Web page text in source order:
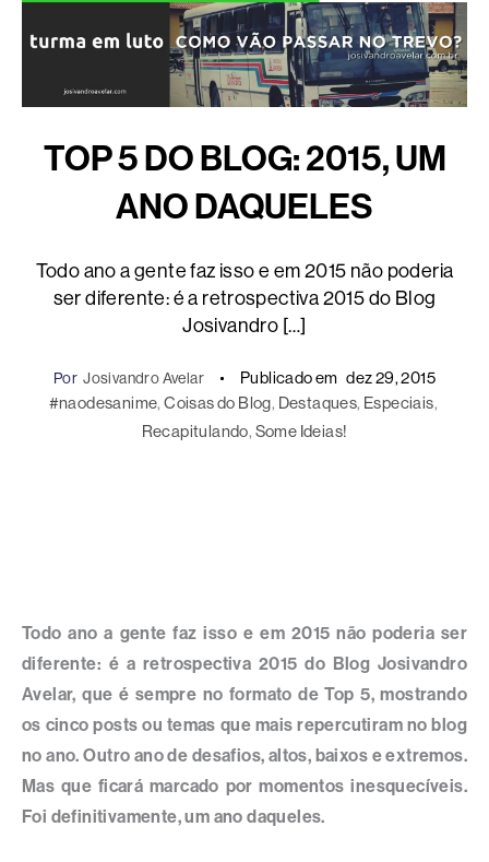
TOP 5 DO BLOG: 2015, UM
ANO DAQUELES
Todo ano a gente faz isso e em 2015 não poderia
ser diferente: é a retrospectiva 2015 do Blog
Josivandro […]
Por Josivandro Avelar Publicado em dez 29, 2015
#naodesanime, Coisas do Blog, Destaques, Especiais
Recapitulando, Some Ideias!
Todo ano a gente faz isso e em 2015 não poderia ser
diferente: é a retrospectiva 2015 do Blog Josivandro
Avelar, que é sempre no formato de Top 5, mostrando
os cinco posts ou temas que mais repercutiram no blog
no ano. Outro ano de desafios, altos, baixos e extremos.
Mas que ficará marcado por momentos inesquecíveis.
Foi definitivamente, um ano daqueles.